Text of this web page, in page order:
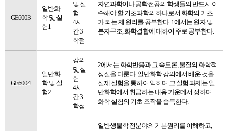
GE6003
일반화
학 및 실
험1
및 실
험
4시
간 3
학점
자연과학이나 공학전공의 학생들의 반드시 이
수해야 할 기초과학의 하나로서 화학의 기초
가 되는 제 원리를 공부한다. 1에서는 원자 및
분자구조, 화학결합에 대하여 주로 공부한다.
GE6004
일반화
학 및 실
험2
강의
및 실
험
4시
간 3
학점
2에서는 화학반응과 그 속도론, 물질의 화학적
성질을 다룬다. 일반화학 강의에서 배운 것을
실제 실험을 통하여 익히며 그 실험 과제는 일
반화학에서 취급하는 내용 가운데서 정하며
화학 실험의 기초 조작을 습득한다.
일반생물학 전분야의 기본원리를 이해하고,